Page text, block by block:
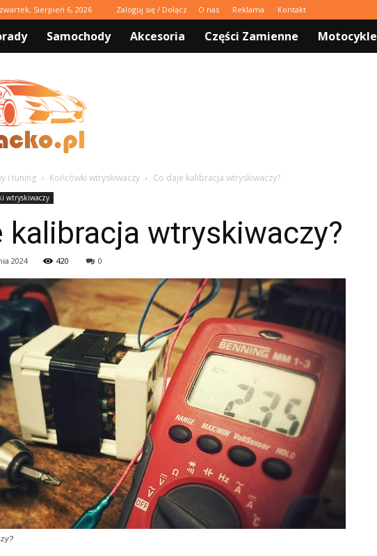
Sierpień 6, 2026 Zaloguj się / Dołącz O nas Reklama Kontakt
Samochody Akcesoria Części Zamienne Motocykle
i tuning Końcówki wtryskiwaczy Co daje kalibracja wtryskiwaczy?
wtryskiwaczy
kalibracja wtryskiwaczy?
2024 420 0